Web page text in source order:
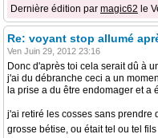
Dernière édition par magic62 le
Re: voyant stop allumé
Ven Juin 29, 2012 23:16
Donc d'après toi cela serait dû à
j'ai du débranche ceci a un
la prise a du être endomager et a
j'ai retiré les cosses sans prendre
grosse bétise, ou était tel ou tel